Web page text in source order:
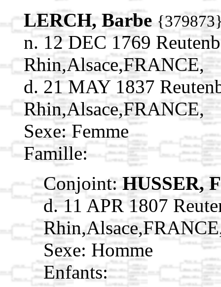
LERCH, Barbe
n. 12 DEC 1769
Rhin,Alsace,FRANCE,
d. 21 MAY 1837
Rhin,Alsace,FRANCE,
Sexe: Femme
Famille:
Conjoint: HUSSER,
d. 11 APR 1807
Sexe: Homme
Enfants: